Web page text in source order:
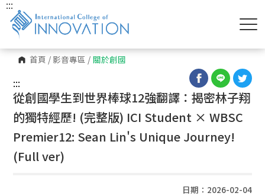
首頁 / 影音專區 / 關於創國
:::
:::
從創國學生到世界棒球12強翻譯：揭密林子翔
的獨特經歷! (完整版) ICI Student × WBSC
Premier12: Sean Lin's Unique Journey!
(Full ver)
日期：2026-02-04